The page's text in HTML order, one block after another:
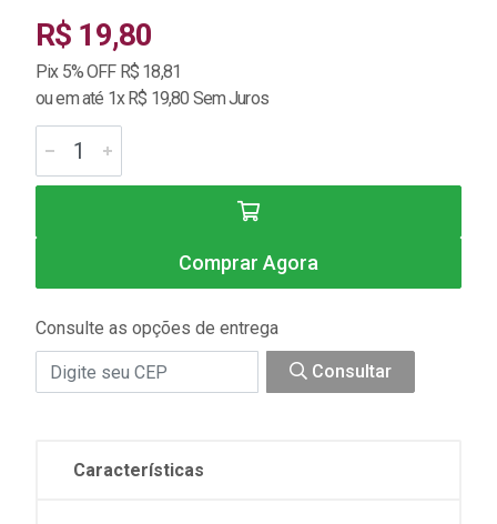
R$ 19,80
Pix 5% OFF R$ 18,81
ou em até 1x R$ 19,80 Sem Juros
Comprar Agora
Consulte as opções de entrega
Consultar
Características